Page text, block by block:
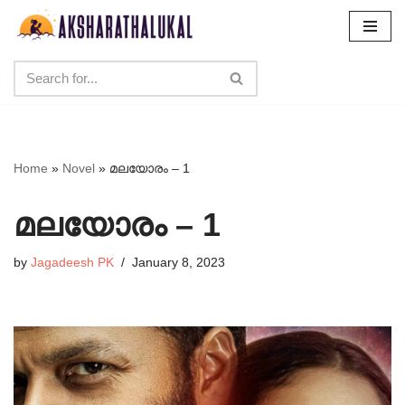
content
Home » Novel » മലയോരം – 1
മലയോരം – 1
by Jagadeesh PK January 8, 2023